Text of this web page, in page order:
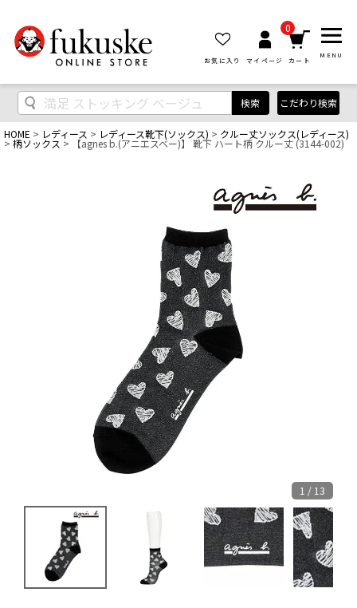
お気に入り マイページ
0
カート
MENU
検索 こだわり検索
HOME レディース レディース靴下(ソックス) クルー丈ソックス(レディース)
柄ソックス 【agnes b.(アニエスベー)】 靴下 ハート柄 クルー丈 (3144-002)
1 / 13